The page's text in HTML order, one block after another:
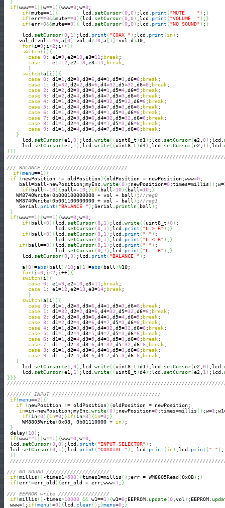
}
if(www==1 w==1 ) {www=0;w=0;
if(mute==1 ) {
        lcd.
setCursor(0 0) ;lcd. print ( "MUTE    " ) ; }
if(err==0&&mute==0) {lcd. setCursor(0 0) ;lcd. print ( "VOLUME  " ) ; }
if(err>0&&mute==0) { lcd. setCursor(0 0) ;lcd. print ( "NO SOUND" ) ; }
      lcd.
setCursor(0 1 ) ;lcd. print ( "COAX " ) ;lcd. print ( in) ;
     vol_d=vol-
146;a [0] =vol_d/10;a [1 ] =vol_d%10;
for( i=0;i<2 ;i++) {
switch( i ) {
case 0: e1=9 ,e2=10 ,e3=11 ; break;
case
1 : e1=12 ,e2=13 ,e3=14; break;
}
switch(a [i ] ) {
case 0: d1=1 ,d2=8 ,d3=6 ,d4=1 ,d5=3 ,d6=6; break;
case
1 : d1=32 ,d2=2 ,d3=6 ,d4=32 ,d5=32 ,d6=6; break;
case 2 : d1=2 ,d2=8 ,d3=6 ,d4=1 ,d5=4 ,d6=5; break;
case 3: d1=2 ,d2=4 ,d3=6 ,d4=7 ,d5=3 ,d6=6; break;
case 4: d1=1 ,d2=3 ,d3=6 ,d4=32 ,d5=32 ,d6=6; break;
case
5: d1=1 ,d2=4 ,d3=5 ,d4=7 ,d5=3 ,d6=6; break;
case 6: d1=1 ,d2=4 ,d3=5 ,d4=1 ,d5=3 ,d6=6; break;
case 7: d1=1 ,d2=8 ,d3=6 ,d4=32 ,d5=32 ,d6=6; break;
case 8: d1=1 ,d2=4 ,d3=6 ,d4=1 ,d5=3 ,d6=6; break;
case 9: d1=1 ,d2=4 ,d3=6 ,d4=7 ,d5=3 ,d6=6; break;
}
      lcd.
setCursor(e1, 0) ;lcd. write( ( uint8_t )d1 ) ;lcd. setCursor(e2, 0) ;lcd.
      lcd.
setCursor(e1, 1 ) ;lcd. write( ( uint8_t )d4) ;lcd. setCursor(e2, 1 ) ;lcd.
}}}
/// BALANCE ////////////////////////////
if(menu==1 ) {
if
( newPosition != oldPosition) {oldPosition = newPosition;www=0;
     ball=ball-newPosition;myEnc.
write(0) ;newPosition=0;times=millis ( ) ;w=
if( ball<-10) {ball=-10; }if( ball>10) {ball=10; }
    WM8740Write
(0b000100000000 + vol + ball ) ; //reg0
    WM8740Write
(0b001100000000 + vol - ball ) ; //reg1
     Serial.
print ( "BALANCE " ) ;Serial. println( ball ) ;
}
if(www==1 w==1 ) {www=0;w=0;
if( ball<0) {lcd. setCursor(8 1 ) ;lcd. write( ( uint8_t )0) ;
                 lcd.
setCursor(0 1 ) ;lcd. print ( "L > R" ) ; }
if( ball>0) {lcd. setCursor(8 1 ) ;lcd. print ( " " ) ;
                 lcd.
setCursor(0 1 ) ;lcd. print ( "L < R" ) ; }
if( ball==0) {lcd. setCursor(8 1 ) ;lcd. print ( " " ) ;
                 lcd.
setCursor(0 1 ) ;lcd. print ( "L = R" ) ; }
      lcd.
setCursor(0 0) ;lcd. print ( "BALANCE " ) ;
      a
[0] =abs ( ball ) /10;a [1 ] =abs ( ball )%10;
for( i=0;i<2 ;i++) {
switch( i ) {
case 0: e1=9 ,e2=10 ,e3=11 ; break;
case
1 : e1=12 ,e2=13 ,e3=14; break;
}
switch(a [i ] ) {
case 0: d1=1 ,d2=8 ,d3=6 ,d4=1 ,d5=3 ,d6=6; break;
case
1 : d1=32 ,d2=2 ,d3=6 ,d4=32 ,d5=32 ,d6=6; break;
case 2 : d1=2 ,d2=8 ,d3=6 ,d4=1 ,d5=4 ,d6=5; break;
case 3: d1=2 ,d2=4 ,d3=6 ,d4=7 ,d5=3 ,d6=6; break;
case 4: d1=1 ,d2=3 ,d3=6 ,d4=32 ,d5=32 ,d6=6; break;
case
5: d1=1 ,d2=4 ,d3=5 ,d4=7 ,d5=3 ,d6=6; break;
case 6: d1=1 ,d2=4 ,d3=5 ,d4=1 ,d5=3 ,d6=6; break;
case 7: d1=1 ,d2=8 ,d3=6 ,d4=32 ,d5=32 ,d6=6; break;
case 8: d1=1 ,d2=4 ,d3=6 ,d4=1 ,d5=3 ,d6=6; break;
case 9: d1=1 ,d2=4 ,d3=6 ,d4=7 ,d5=3 ,d6=6; break;
}
      lcd.
setCursor(e1, 0) ;lcd. write( ( uint8_t )d1 ) ;lcd. setCursor(e2, 0) ;lcd.
      lcd.
setCursor(e1, 1 ) ;lcd. write( ( uint8_t )d4) ;lcd. setCursor(e2, 1 ) ;lcd.
}}}
//////// INPUT ////////////////////////////////////
if(menu==2 ) {
if
( newPosition != oldPosition) {oldPosition = newPosition;
in=in-newPosition;myEnc. write(0) ;newPosition=0;times=millis ( ) ;w=1
if( in<0) {in=0; }if( in>3) {in=3; }
      WM8805Write
(0x08, 0b01110000 + in) ;
}
  delay
( 10) ;
if(www==1 w==1 ) {www=0;w=0;
  lcd.
setCursor(0 0) ;lcd. print ( "INPUT SELECTOR" ) ;
  lcd.
setCursor(0 1 ) ;lcd. print ( "COAXIAL " ) ; lcd. print ( in) ;lcd. print ( " " ) ;
}}
/// NO SOUND /////////////////////
if(millis ( ) -times1>500) {times1=millis ( ) ;err = WM8805Read (0x0B) ; }
if(err!=err_old ) {err_old = err;www=1 ; }
/// EEPROM write /////////////////
if(millis ( ) -times>10000 && w1==1 ) {w1=0;EEPROM. update(0 ,vol ) ;EEPROM.
  www=
1 ; if(menu!=0) {lcd. clear( ) ; }menu=0; }